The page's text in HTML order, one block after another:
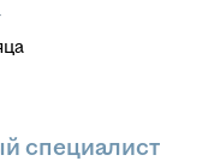
специалист